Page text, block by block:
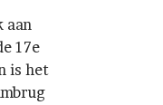
aan
17e
is het